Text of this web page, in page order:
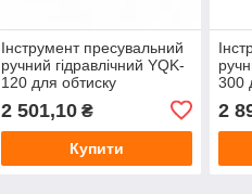
Інструмент пресувальний
ручний гідравлічний YQK-
120 для обтиску
кабельних наконечників
10–120 мм²
2 501,10₴
Купити
300
2